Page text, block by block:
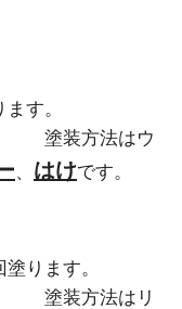
回塗ります。
塗装方法はウ
、 はけです。
回塗ります。
はリ